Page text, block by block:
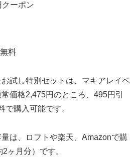
ーポン
料
試し特別セットは、マキアレイベ
価格2,475円のところ、495円引
で購入可能です。
は、ロフトや楽天、Amazonで購
ヶ月分）です。